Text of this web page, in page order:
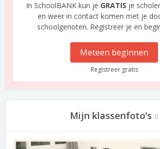
In SchoolBANK kun je GRATIS je
en weer in contact komen met je
schoolgenoten. Registreer je en
Meteen beginnen
Registreer gratis
Mijn klassenfoto's 0